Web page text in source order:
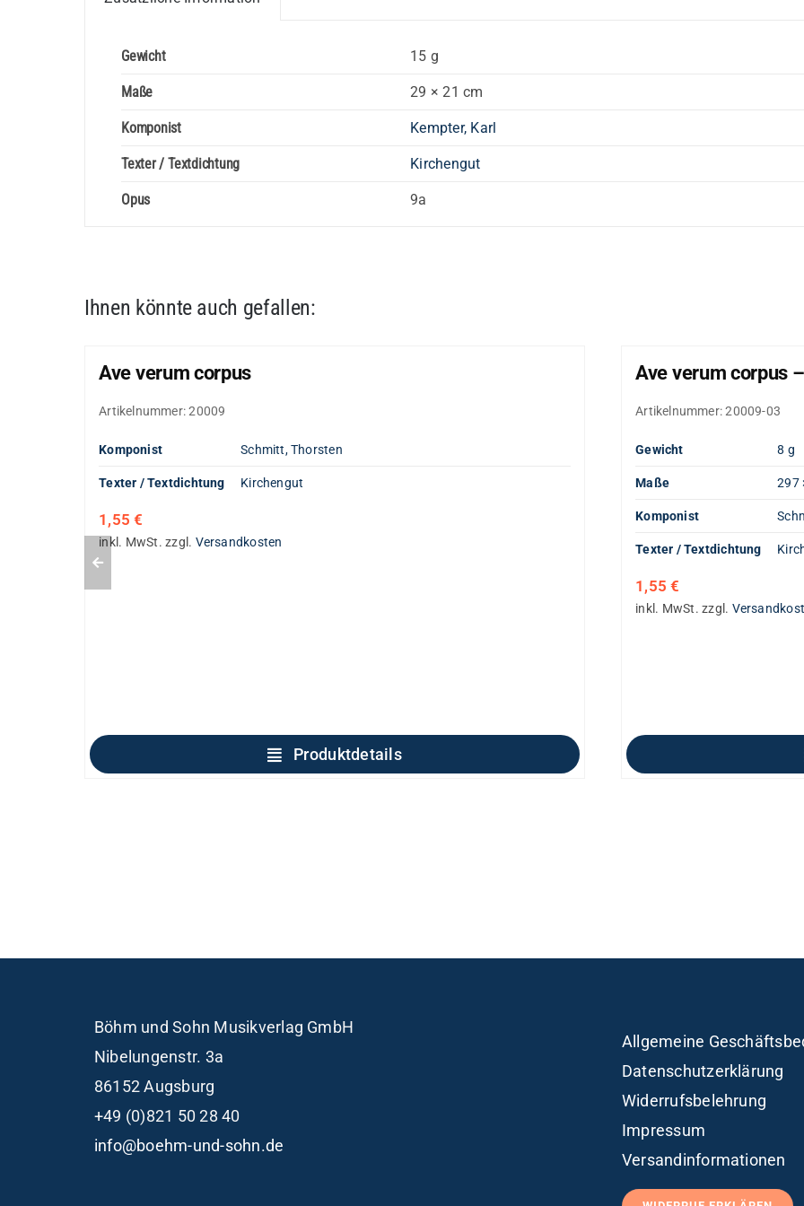
Gewicht 15 g
Maße 29 × 21 cm
Komponist Kempter, Karl
Texter / Textdichtung Kirchengut
Opus 9a
Ihnen könnte auch gefallen:
Ave verum corpus
Artikelnummer:20009
Komponist Schmitt, Thorsten
Texter / Textdichtung Kirchengut
1,55€
inkl. MwSt. zzgl. Versandkosten
Produktdetails
Ave verum corpus
Artikelnummer:20009-03
Gewicht 8 g
Maße 297
Komponist
Texter / Textdichtung
1,55€
inkl. MwSt. zzgl.
Böhm und Sohn Musikverlag GmbH
Nibelungenstr. 3a
86152 Augsburg
+49 (0)821 50 28 40
info@boehm-und-sohn.de
Allgemeine
Datenschutzerklärung
Widerrufsbelehrung
Impressum
Versandinformationen